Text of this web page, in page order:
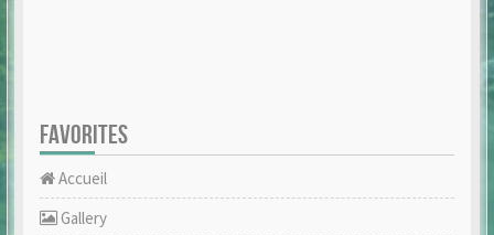
FAVORITES
Accueil
Gallery